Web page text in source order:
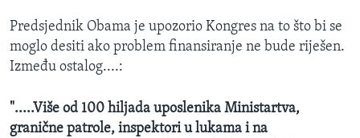
Predsjednik Obama je upozorio Kongres na to što bi se
moglo desiti ako problem finansiranje ne bude riješen.
Između ostalog....:
".....Više od 100 hiljada uposlenika Ministartva,
granične patrole, inspektori u lukama i na